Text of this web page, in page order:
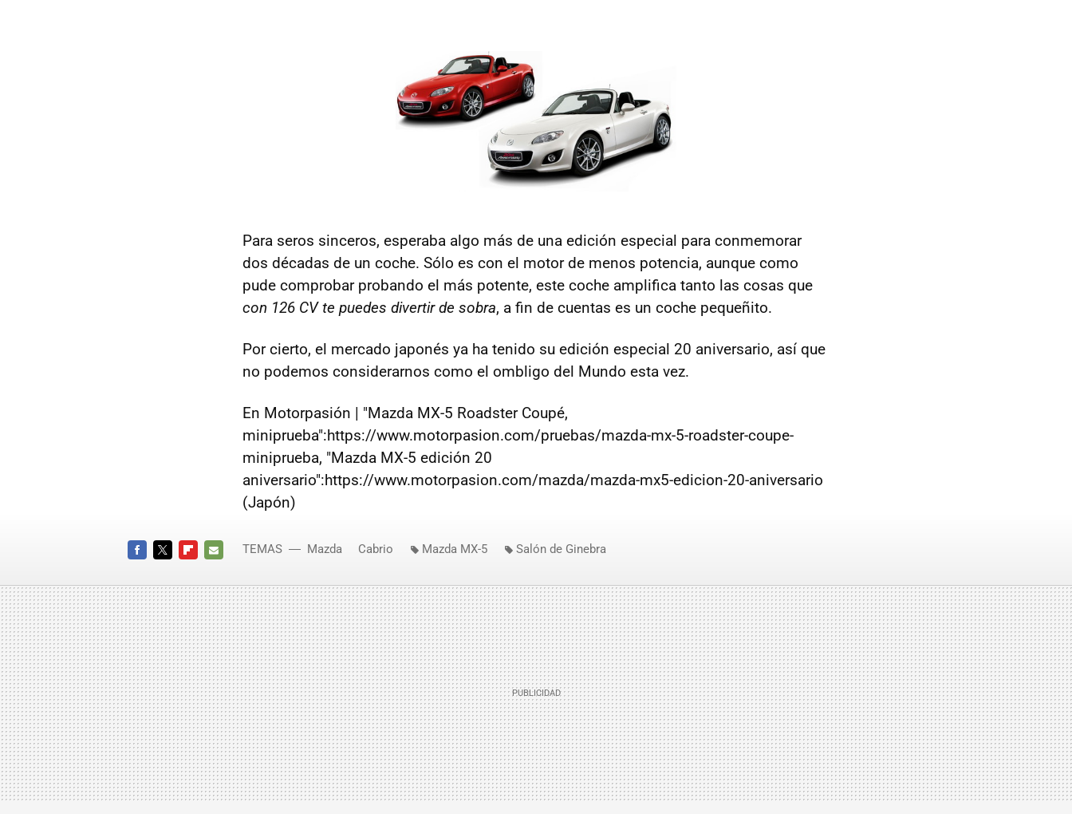
Para seros sinceros, esperaba algo más de una edición especial para conmemorar
dos décadas de un coche. Sólo es con el motor de menos potencia, aunque como
pude comprobar probando el más potente, este coche amplifica tanto las cosas que
con 126 CV te puedes divertir de sobra, a fin de cuentas es un coche pequeñito.
Por cierto, el mercado japonés ya ha tenido su edición especial 20 aniversario, así que
no podemos considerarnos como el ombligo del Mundo esta vez.
En Motorpasión | "Mazda MX-5 Roadster Coupé,
miniprueba":https://www.motorpasion.com/pruebas/mazda-mx-5-roadster-coupe-
miniprueba, "Mazda MX-5 edición 20
aniversario":https://www.motorpasion.com/mazda/mazda-mx5-edicion-20-aniversario
(Japón)
MAIL
TEMAS Mazda Cabrio Mazda MX-5 Salón de Ginebra